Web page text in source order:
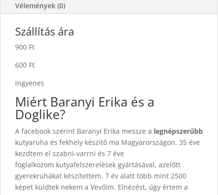
Vélemények (0)
Szállítás ára
900 Ft
600 Ft
ingyenes
Miért Baranyi Erika és a
Doglike?
A facebook szerint Baranyi Erika messze a legnépszerűbb
kutyaruha és fekhely készítő ma Magyarországon. 35 éve
kezdtem el szabni-varrni és 7 éve
foglalkozom kutyafelszerelések gyártásával, azelőtt
gyerekruhákat készítettem. 7 év alatt több mint 2500
képet küldtek nekem a Vevőim. Elnézést, úgy értem a